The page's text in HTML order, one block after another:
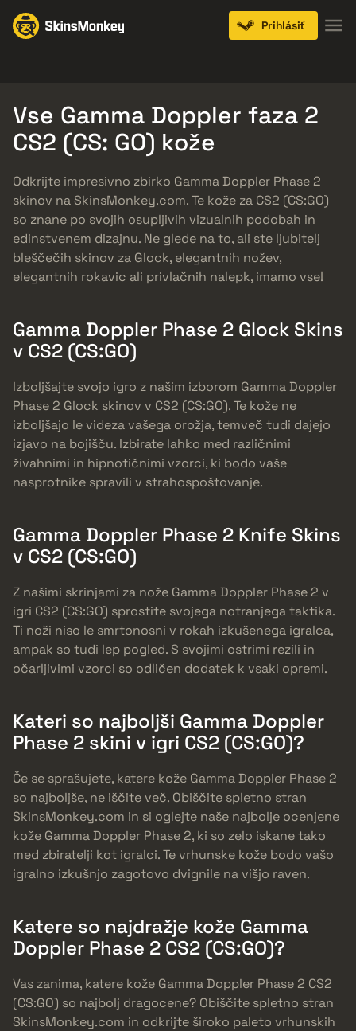
Prihlásiť
Vse Gamma Doppler faza 2
CS2 (CS: GO) kože
Odkrijte impresivno zbirko Gamma Doppler Phase 2
skinov na SkinsMonkey.com. Te kože za CS2 (CS:GO)
so znane po svojih osupljivih vizualnih podobah in
edinstvenem dizajnu. Ne glede na to, ali ste ljubitelj
bleščečih skinov za Glock, elegantnih nožev,
elegantnih rokavic ali privlačnih nalepk, imamo vse!
Gamma Doppler Phase 2 Glock Skins
v CS2 (CS:GO)
Izboljšajte svojo igro z našim izborom Gamma Doppler
Phase 2 Glock skinov v CS2 (CS:GO). Te kože ne
izboljšajo le videza vašega orožja, temveč tudi dajejo
izjavo na bojišču. Izbirate lahko med različnimi
živahnimi in hipnotičnimi vzorci, ki bodo vaše
nasprotnike spravili v strahospoštovanje.
Gamma Doppler Phase 2 Knife Skins
v CS2 (CS:GO)
Z našimi skrinjami za nože Gamma Doppler Phase 2 v
igri CS2 (CS:GO) sprostite svojega notranjega taktika.
Ti noži niso le smrtonosni v rokah izkušenega igralca,
ampak so tudi lep pogled. S svojimi ostrimi rezili in
očarljivimi vzorci so odličen dodatek k vsaki opremi.
Kateri so najboljši Gamma Doppler
Phase 2 skini v igri CS2 (CS:GO)?
Če se sprašujete, katere kože Gamma Doppler Phase 2
so najboljše, ne iščite več. Obiščite spletno stran
SkinsMonkey.com in si oglejte naše najbolje ocenjene
kože Gamma Doppler Phase 2, ki so zelo iskane tako
med zbiratelji kot igralci. Te vrhunske kože bodo vašo
igralno izkušnjo zagotovo dvignile na višjo raven.
Katere so najdražje kože Gamma
Doppler Phase 2 CS2 (CS:GO)?
Vas zanima, katere kože Gamma Doppler Phase 2 CS2
(CS:GO) so najbolj dragocene? Obiščite spletno stran
SkinsMonkey.com in odkrijte široko paleto vrhunskih